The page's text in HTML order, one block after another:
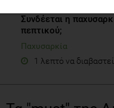
Συνδέεται η
πεπτικού;
Παχυσαρκία
1 λεπτό να διαβαστεί